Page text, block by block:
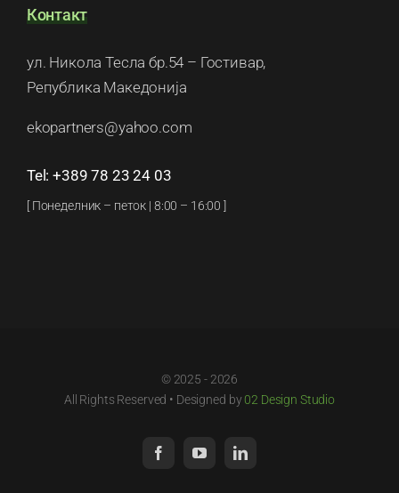
Контакт
ул. Никола Тесла бр.54 – Гостивар,
Република Македонија
ekopartners@yahoo.com
Tel: +389 78 23 24 03
[ Понеделник – петок | 8:00 – 16:00 ]
© 2025 - 2026
All Rights Reserved • Designed by02 Design Studio